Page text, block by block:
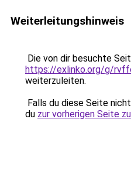
Weiterleitungshinweis
Die von dir besuchte
https://exlinko.org/g/
weiterzuleiten.
Falls du diese Seite
du zur vorherigen Seite